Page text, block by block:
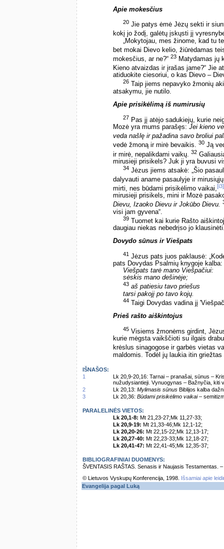
Apie mokesčius
20 Jie patys ėmė Jėzų sekti ir
kokį jo žodį, galėtų įskųsti jį
„Mokytojau, mes žinome, kad tu
bet mokai Dievo kelio, žiūrėdamas
mokesčius, ar ne?“ 23 Matydamas jų
Kieno atvaizdas ir įrašas jame?“ Jie
atiduokite ciesoriui, o kas Dievo –
26 Taip jiems nepavyko žmonių
atsakymu, jie nutilo.
Apie prisikėlimą iš numirusių
27 Pas jį atėjo sadukiejų, kurie
Mozė yra mums parašęs: Jei kieno
veda našlę ir pažadina savo broliui
vedė žmoną ir mirė bevaikis. 30 Ją
ir mirė, nepalikdami vaikų. 32
mirusieji prisikels? Juk ji yra buvusi
34 Jėzus jiems atsakė: „Šio
dalyvauti aname pasaulyje ir
mirti, nes būdami prisikėlimo vaikai,[i3]
mirusieji prisikels, mini ir Mozė
Dievu, Izaoko Dievu ir Jokūbo Dievu.
visi jam gyvena“.
39 Tuomet kai kurie Rašto
daugiau niekas nebedrįso jo
Dovydo sūnus ir Viešpats
41 Jėzus pats juos paklausė:
pats Dovydas Psalmių knygoje kalba:
Viešpats tarė mano Viešpačiui:
sėskis mano dešinėje;
43 aš patiesiu tavo priešus
tarsi pakojį po tavo kojų.
44 Taigi Dovydas vadina jį
Prieš rašto aiškintojus
45 Visiems žmonėms girdint,
kurie mėgsta vaikščioti su ilgais
krėslus sinagogose ir garbės vietas
maldomis. Todėl jų laukia itin griežtas
IŠNAŠOS:
1
Lk 20,9-20,16: Tarnai – pranašai, sūnus –
nužudysiantieji. Vynuogynas – Bažnyčia, kiti
2
Lk 20,13: Mylimasis sūnus Biblijos kalba
3
Lk 20,36: Būdami prisikėlimo vaikai–
PARALELINĖS VIETOS:
Lk 20,1-8: Mt 21,23-27;Mk 11,27-33;
Lk 20,9-19: Mt 21,33-46;Mk 12,1-12;
Lk 20,20-26: Mt 22,15-22;Mk 12,13-17;
Lk 20,27-40: Mt 22,23-33;Mk 12,18-27;
Lk 20,41-47: Mt 22,41-45;Mk 12,35-37;
BIBLIOGRAFINIAI DUOMENYS:
ŠVENTASIS RAŠTAS. Senasis ir Naujasis Testamentas.
© Lietuvos Vyskupų Konferencija, 1998.
Išsamiai apie
Evangelija pagal Luką